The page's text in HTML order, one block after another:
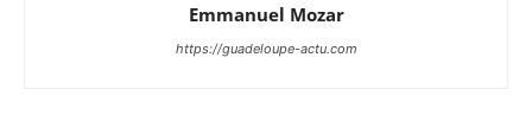
Emmanuel Mozar
https://guadeloupe-actu.com